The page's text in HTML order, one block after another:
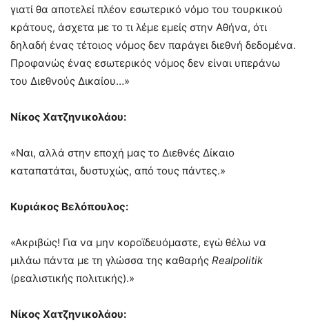
γιατί θα αποτελεί πλέον εσωτερικό νόμο του τουρκικού
κράτους, άσχετα με το τι λέμε εμείς στην Αθήνα, ότι
δηλαδή ένας τέτοιος νόμος δεν παράγει διεθνή δεδομένα.
Προφανώς ένας εσωτερικός νόμος δεν είναι υπεράνω
του Διεθνούς Δικαίου…»
Νίκος Χατζηνικολάου:
«Ναι, αλλά στην εποχή μας το Διεθνές Δίκαιο
καταπατάται, δυστυχώς, από τους πάντες.»
Κυριάκος Βελόπουλος:
«Ακριβώς! Για να μην κοροϊδευόμαστε, εγώ θέλω να
μιλάω πάντα με τη γλώσσα της καθαρής Realpolitik
(ρεαλιστικής πολιτικής).»
Νίκος Χατζηνικολάου: